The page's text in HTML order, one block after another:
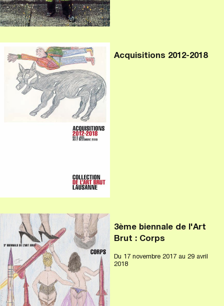
Acquisitions 2012-2018
3ème biennale de l'Art
Brut : Corps
Du 17 novembre 2017 au 29 avril
2018